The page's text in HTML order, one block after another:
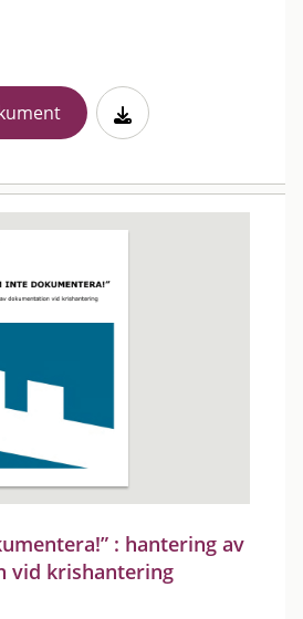
: hantering av
vid krishantering